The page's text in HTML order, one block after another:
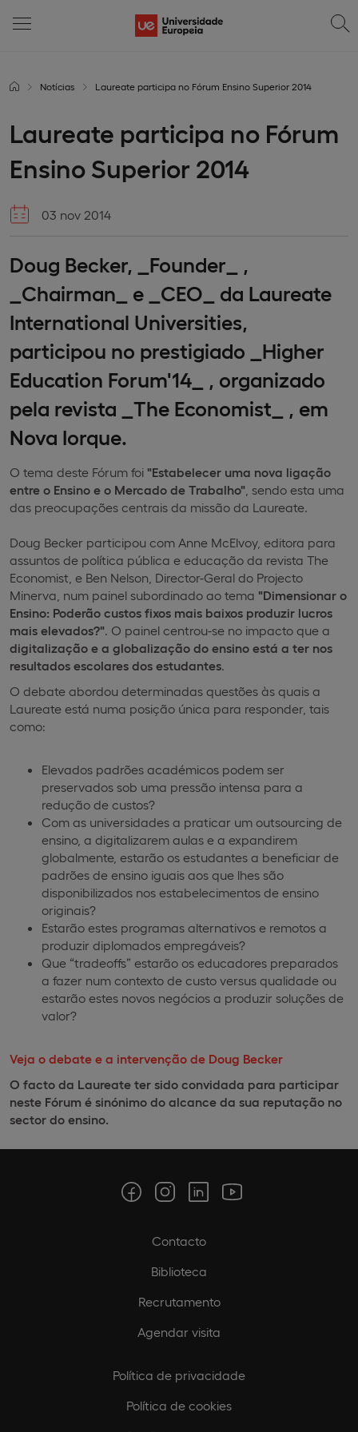
Notícias Laureate participa no Fórum Ensino Superior 2014
Laureate participa no Fórum
Ensino Superior 2014
03 nov 2014
Doug Becker, _Founder_ ,
_Chairman_ e _CEO_ da Laureate
International Universities,
participou no prestigiado _Higher
Education Forum'14_ , organizado
pela revista _The Economist_ , em
Nova Iorque.
O tema deste Fórum foi "Estabelecer uma nova ligação
entre o Ensino e o Mercado de Trabalho" , sendo esta uma
das preocupações centrais da missão da Laureate.
Doug Becker participou com Anne McElvoy, editora para
assuntos de política pública e educação da revista The
Economist, e Ben Nelson, Director-Geral do Projecto
Minerva, num painel subordinado ao tema "Dimensionar o
Ensino: Poderão custos fixos mais baixos produzir lucros
mais elevados?". O painel centrou-se no impacto que a
digitalização e a globalização do ensino está a ter nos
resultados escolares dos estudantes.
O debate abordou determinadas questões às quais a
Laureate está numa posição única para responder, tais
como:
Elevados padrões académicos podem ser
preservados sob uma pressão intensa para a
redução de custos?
Com as universidades a praticar um outsourcing de
ensino, a digitalizarem aulas e a expandirem
globalmente, estarão os estudantes a beneficiar de
padrões de ensino iguais aos que lhes são
disponibilizados nos estabelecimentos de ensino
originais?
Estarão estes programas alternativos e remotos a
produzir diplomados empregáveis?
Que “tradeoffs” estarão os educadores preparados
a fazer num contexto de custo versus qualidade ou
estarão estes novos negócios a produzir soluções de
valor?
Veja o debate e a intervenção de Doug Becker
O facto da Laureate ter sido convidada para participar
neste Fórum é sinónimo do alcance da sua reputação no
sector do ensino.
Contacto
Biblioteca
Recrutamento
Agendar visita
Política de privacidade
Política de cookies